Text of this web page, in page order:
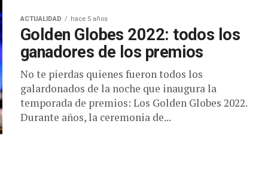
ACTUALIDAD hace 5 años
Golden Globes 2022: todos los
ganadores de los premios
No te pierdas quienes fueron todos los
galardonados de la noche que inaugura la
temporada de premios: Los Golden Globes 2022.
Durante años, la ceremonia de...